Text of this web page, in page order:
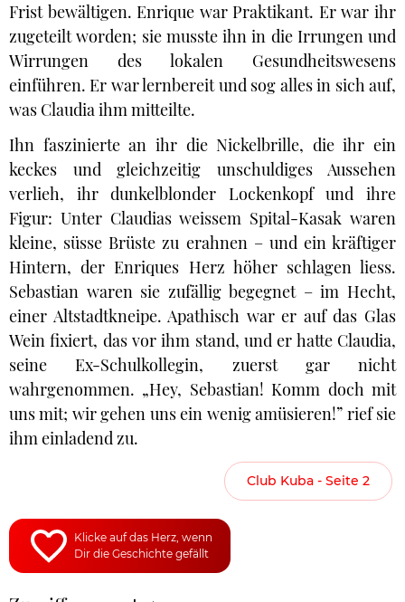
Frist bewältigen. Enrique war Praktikant. Er war ihr
zugeteilt worden; sie musste ihn in die Irrungen und
Wirrungen des lokalen Gesundheitswesens
einführen. Er war lernbereit und sog alles in sich auf,
was Claudia ihm mitteilte.
Ihn faszinierte an ihr die Nickelbrille, die ihr ein
keckes und gleichzeitig unschuldiges Aussehen
verlieh, ihr dunkelblonder Lockenkopf und ihre
Figur: Unter Claudias weissem Spital-Kasak waren
kleine, süsse Brüste zu erahnen – und ein kräftiger
Hintern, der Enriques Herz höher schlagen liess.
Sebastian waren sie zufällig begegnet – im Hecht,
einer Altstadtkneipe. Apathisch war er auf das Glas
Wein fixiert, das vor ihm stand, und er hatte Claudia,
seine Ex-Schulkollegin, zuerst gar nicht
wahrgenommen. „Hey, Sebastian! Komm doch mit
uns mit; wir gehen uns ein wenig amüsieren!” rief sie
ihm einladend zu.
Club Kuba - Seite 2
Klicke auf das Herz, wenn
Dir die Geschichte gefällt